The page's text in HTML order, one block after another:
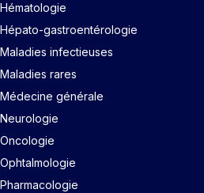
Hématologie
Hépato-gastroentérologie
Maladies infectieuses
Maladies rares
Médecine générale
Neurologie
Oncologie
Ophtalmologie
Pharmacologie